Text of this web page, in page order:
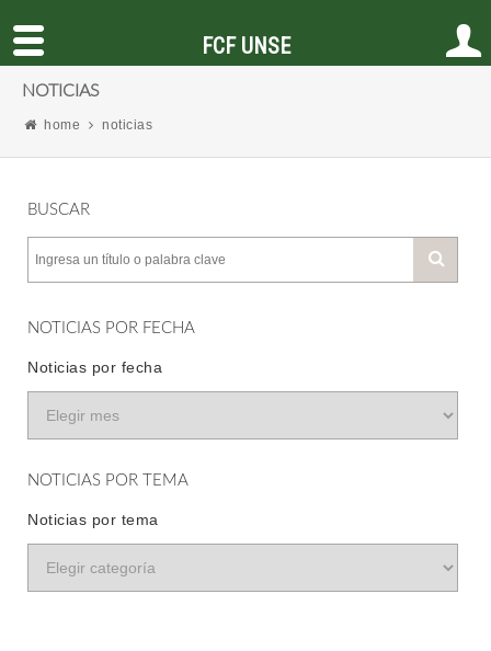
NOTICIAS
home noticias
BUSCAR
NOTICIAS POR FECHA
Noticias por fecha
NOTICIAS POR TEMA
Noticias por tema
FCF UNSE